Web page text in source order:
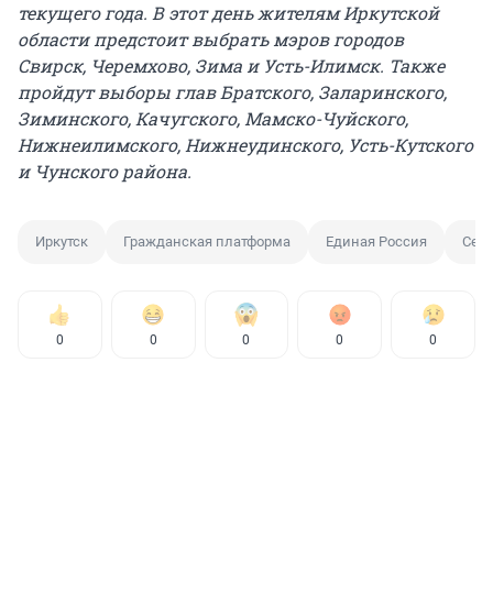
текущего года. В этот день жителям Иркутской
области предстоит выбрать мэров городов
Свирск, Черемхово, Зима и Усть-Илимск. Также
пройдут выборы глав Братского, Заларинского,
Зиминского, Качугского, Мамско-Чуйского,
Нижнеилимского, Нижнеудинского, Усть-Кутского
и Чунского района.
Иркутск Гражданская платформа Единая Россия
0 0 0 0 0